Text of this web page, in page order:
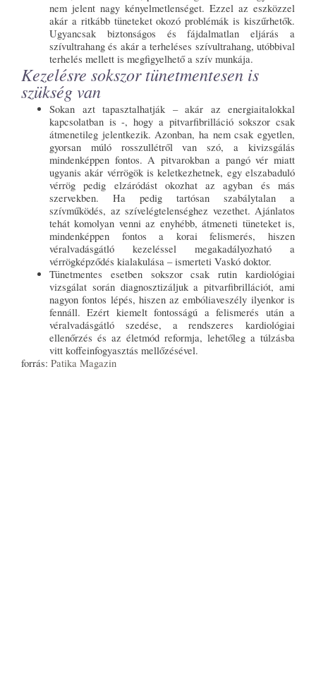
nem jelent nagy kényelmetlenséget. Ezzel az eszközzel
akár a ritkább tüneteket okozó problémák is kiszűrhetők.
Ugyancsak biztonságos és fájdalmatlan eljárás a
szívultrahang és akár a terheléses szívultrahang, utóbbival
terhelés mellett is megfigyelhető a szív munkája.
Kezelésre sokszor tünetmentesen is
szükség van
Sokan azt tapasztalhatják – akár az energiaitalokkal
kapcsolatban is -, hogy a pitvarfibrilláció sokszor csak
átmenetileg jelentkezik. Azonban, ha nem csak egyetlen,
gyorsan múló rosszullétről van szó, a kivizsgálás
mindenképpen fontos. A pitvarokban a pangó vér miatt
ugyanis akár vérrögök is keletkezhetnek, egy elszabaduló
vérrög pedig elzáródást okozhat az agyban és más
szervekben. Ha pedig tartósan szabálytalan a
szívműködés, az szívelégtelenséghez vezethet. Ajánlatos
tehát komolyan venni az enyhébb, átmeneti tüneteket is,
mindenképpen fontos a korai felismerés, hiszen
véralvadásgátló kezeléssel megakadályozható a
vérrögképződés kialakulása – ismerteti Vaskó doktor.
Tünetmentes esetben sokszor csak rutin kardiológiai
vizsgálat során diagnosztizáljuk a pitvarfibrillációt, ami
nagyon fontos lépés, hiszen az embóliaveszély ilyenkor is
fennáll. Ezért kiemelt fontosságú a felismerés után a
véralvadásgátló szedése, a rendszeres kardiológiai
ellenőrzés és az életmód reformja, lehetőleg a túlzásba
vitt koffeinfogyasztás mellőzésével.
forrás: Patika Magazin